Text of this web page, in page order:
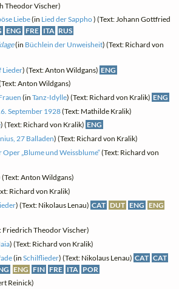
Theodor Vischer)
Liebe(in Lied der Sappho) (Text: Johann Gottfried
ENG FRE ITA RUS
(in Büchlein der Unweisheit) (Text: Richard von
Lieder) (Text: Anton Wildgans) ENG
Anton Wildgans)
(inTanz-Idylle) (Text: Richard von Kralik) ENG
September 1928(Text: Mathilde Kralik)
) (Text: Richard von Kralik) ENG
27 Balladen) (Text: Richard von Kralik)
Oper „Blume und Weissblume“(Text: Richard von
(Text: Anton Wildgans)
Richard von Kralik)
) (Text: Nikolaus Lenau) CAT DUT ENG ENG
Friedrich Theodor Vischer)
) (Text: Richard von Kralik)
(inSchilflieder) (Text: Nikolaus Lenau) CAT CAT
ENG FIN FRE ITA POR
Reinick)